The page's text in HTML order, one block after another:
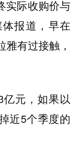
实际收购价与
报道，早在
有过接触，
元，如果以
近5个季度的